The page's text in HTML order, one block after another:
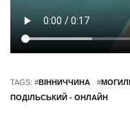
TAGS: #ВІННИЧЧИНА #
ПОДІЛЬСЬКИЙ - ОНЛАЙН